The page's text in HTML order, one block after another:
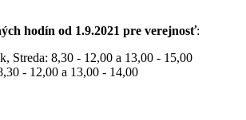
hodín od 1.9.2021 pre verejnosť:
Streda: 8,30 - 12,00 a 13,00 - 15,00
- 12,00 a 13,00 - 14,00